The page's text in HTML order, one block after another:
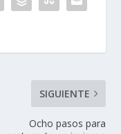
SIGUIENTE
Ocho pasos para